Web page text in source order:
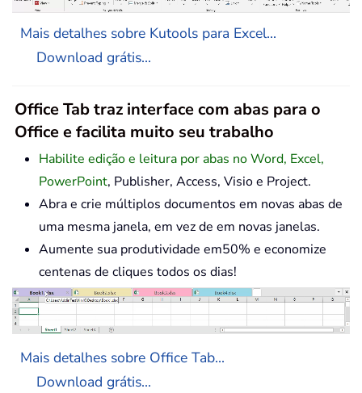
Mais detalhes sobre Kutools para Excel...
Download grátis...
Office Tab traz interface com abas para o
Office e facilita muito seu trabalho
Habilite edição e leitura por abas no Word, Excel,
PowerPoint, Publisher, Access, Visio e Project.
Abra e crie múltiplos documentos em novas abas de
uma mesma janela, em vez de em novas janelas.
Aumente sua produtividade em50% e economize
centenas de cliques todos os dias!
Mais detalhes sobre Office Tab...
Download grátis...